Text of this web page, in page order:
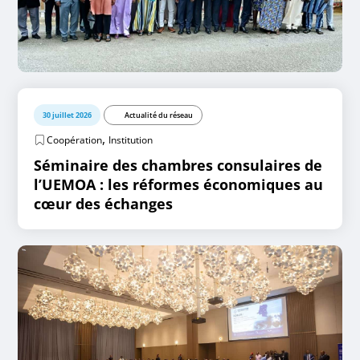
30 juillet 2026 Actualité du réseau
Coopération, Institution
Séminaire des chambres consulaires de
l’UEMOA : les réformes économiques au
cœur des échanges